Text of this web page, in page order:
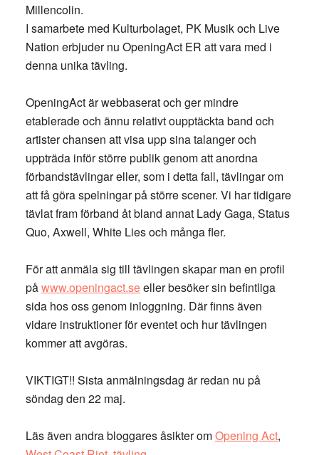
Millencolin.
I samarbete med Kulturbolaget, PK Musik och Live
Nation erbjuder nu OpeningAct ER att vara med i
denna unika tävling.
OpeningAct är webbaserat och ger mindre
etablerade och ännu relativt oupptäckta band och
artister chansen att visa upp sina talanger och
uppträda inför större publik genom att anordna
förbandstävlingar eller, som i detta fall, tävlingar om
att få göra spelningar på större scener. Vi har tidigare
tävlat fram förband åt bland annat Lady Gaga, Status
Quo, Axwell, White Lies och många fler.
För att anmäla sig till tävlingen skapar man en profil
påwww.openingact.seeller besöker sin befintliga
sida hos oss genom inloggning. Där finns även
vidare instruktioner för eventet och hur tävlingen
kommer att avgöras.
VIKTIGT!! Sista anmälningsdag är redan nu på
söndag den 22 maj.
Läs även andra bloggares åsikter omOpening Act,